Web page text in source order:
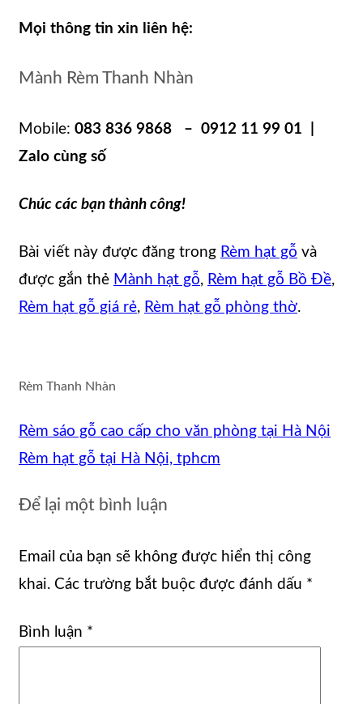
Mọi thông tin xin liên hệ:
Mành Rèm Thanh Nhàn
Mobile: 083 836 9868 – 0912 11 99 01 |
Zalo cùng số
Chúc các bạn thành công!
Bài viết này được đăng trong Rèm hạt gỗ và
được gắn thẻ Mành hạt gỗ, Rèm hạt gỗ Bồ Đề,
Rèm hạt gỗ giá rẻ, Rèm hạt gỗ phòng thờ.
Rèm Thanh Nhàn
Rèm sáo gỗ cao cấp cho văn phòng tại Hà Nội
Rèm hạt gỗ tại Hà Nội, tphcm
Để lại một bình luận
Email của bạn sẽ không được hiển thị công
khai. Các trường bắt buộc được đánh dấu *
Bình luận *